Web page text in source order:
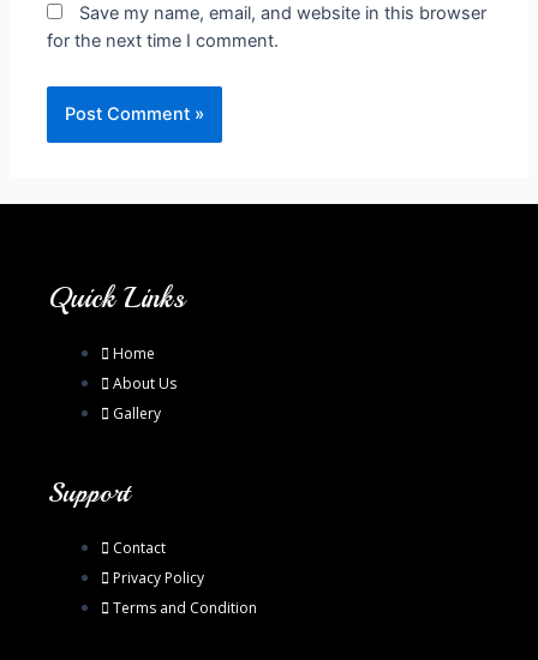
Save my name, email, and website in this browser
for the next time I comment.
Quick Links
Home
About Us
Gallery
Support
Contact
Privacy Policy
Terms and Condition